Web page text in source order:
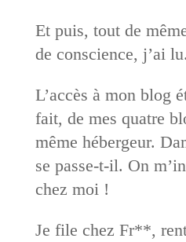
Et puis, tout de
de conscience, j’ai lu.
L’accès à mon blog
fait, de mes quatre
même hébergeur.
se passe-t-il. On
chez moi !
Je file chez Fr**,